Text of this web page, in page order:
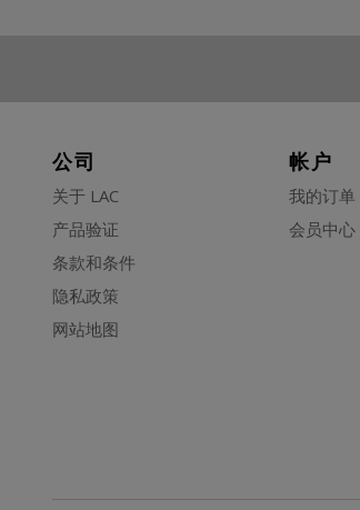
公司
关于 LAC
产品验证
条款和条件
隐私政策
网站地图
帐户
我的订单
会员中心